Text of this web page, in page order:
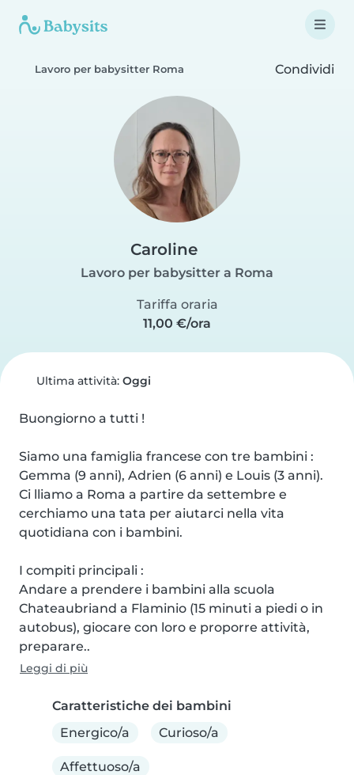
Lavoro per babysitter Roma Condividi
Caroline
Lavoro per babysitter a Roma
Tariffa oraria
11,00 €/ora
Ultima attività: Oggi
Buongiorno a tutti !
Siamo una famiglia francese con tre bambini :
Gemma (9 anni), Adrien (6 anni) e Louis (3 anni).
Ci lliamo a Roma a partire da settembre e
cerchiamo una tata per aiutarci nella vita
quotidiana con i bambini.
I compiti principali :
Andare a prendere i bambini alla scuola
Chateaubriand a Flaminio (15 minuti a piedi o in
autobus), giocare con loro e proporre attività,
preparare..
Leggi di più
Caratteristiche dei bambini
Energico/a
Curioso/a
Affettuoso/a